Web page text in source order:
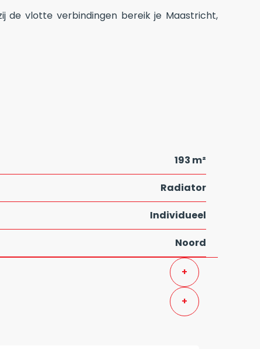
de vlotte verbindingen bereik je Maastricht,
193 m²
Radiator
Individueel
Noord
+
+